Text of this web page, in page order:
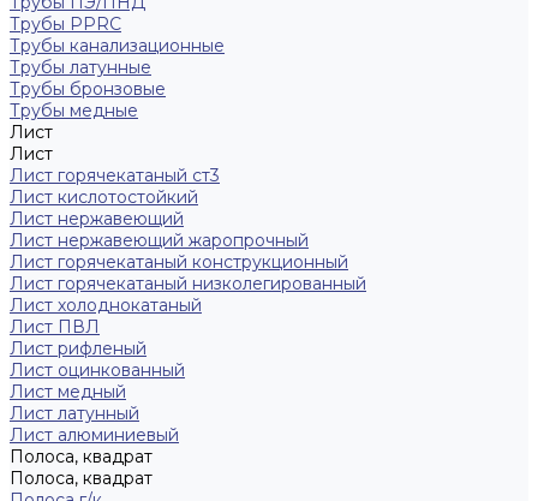
Трубы PPRC
Трубы канализационные
Трубы латунные
Трубы бронзовые
Трубы медные
Лист
Лист
Лист горячекатаный ст3
Лист кислотостойкий
Лист нержавеющий
Лист нержавеющий жаропрочный
Лист горячекатаный конструкционный
Лист горячекатаный низколегированный
Лист холоднокатаный
Лист ПВЛ
Лист рифленый
Лист оцинкованный
Лист медный
Лист латунный
Лист алюминиевый
Полоса, квадрат
Полоса, квадрат